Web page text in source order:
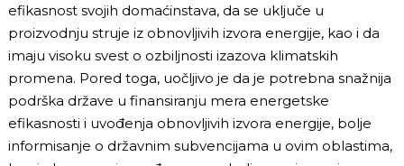
efikasnost svojih domaćinstava, da se uključe u
proizvodnju struje iz obnovljivih izvora energije, kao i da
imaju visoku svest o ozbiljnosti izazova klimatskih
promena. Pored toga, uočljivo je da je potrebna snažnija
podrška države u finansiranju mera energetske
efikasnosti i uvođenja obnovljivih izvora energije, bolje
informisanje o državnim subvencijama u ovim oblastima,